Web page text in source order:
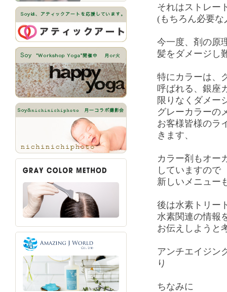
それはストレー
(もちろん必要
今一度、剤の原
髪をダメージし
特にカラーは、
呼ばれる、銀座
限りなくダメー
グレーカラーの
お客様皆様のラ
きます、
カラー剤もオー
していますので
新しいメニュー
後は水素トリー
水素関連の情報
お伝えしようと
アンチエイジン
り
ちなみに